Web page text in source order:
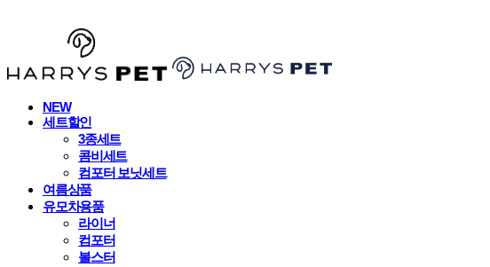
NEW
세트할인
3종세트
콤비세트
컴포터 보닛세트
여름상품
유모차용품
라이너
컴포터
볼스터